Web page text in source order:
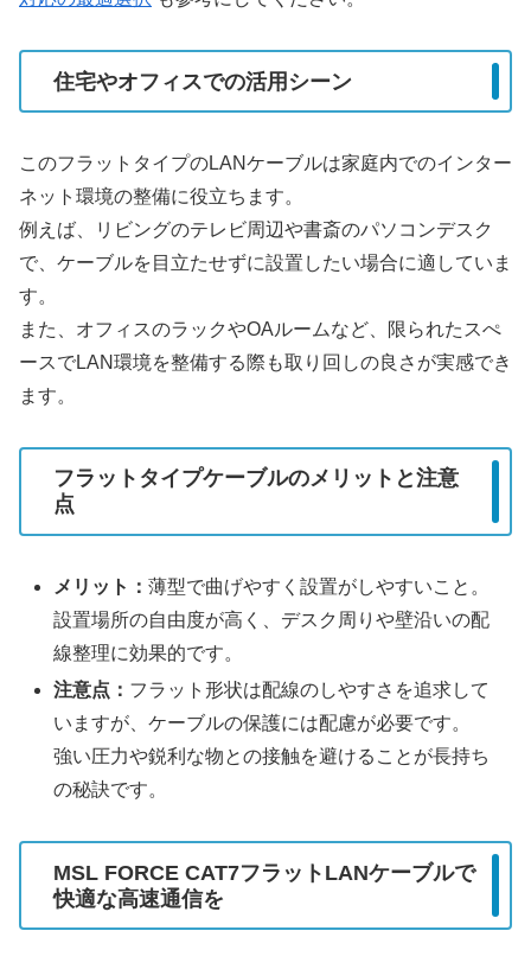
住宅やオフィスでの活用シーン
このフラットタイプのLANケーブルは家庭内でのインター
ネット環境の整備に役立ちます。
例えば、リビングのテレビ周辺や書斎のパソコンデスク
で、ケーブルを目立たせずに設置したい場合に適していま
す。
また、オフィスのラックやOAルームなど、限られたスぺ
ースでLAN環境を整備する際も取り回しの良さが実感でき
ます。
フラットタイプケーブルのメリットと注意
点
メリット：薄型で曲げやすく設置がしやすいこと。
設置場所の自由度が高く、デスク周りや壁沿いの配
線整理に効果的です。
注意点： フラット形状は配線のしやすさを追求して
いますが、ケーブルの保護には配慮が必要です。
強い圧力や鋭利な物との接触を避けることが長持ち
の秘訣です。
MSL FORCE CAT7フラットLANケーブルで
快適な高速通信を